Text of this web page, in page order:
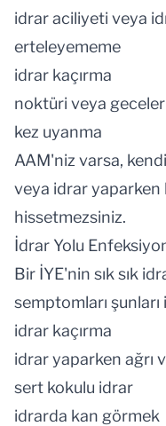
idrar aciliyeti veya
erteleyememe
idrar kaçırma
noktüri veya
kez uyanma
AAM'niz varsa,
veya idrar yaparken
hissetmezsiniz.
İdrar Yolu
Bir İYE'nin sık sık
semptomları şunları
idrar kaçırma
idrar yaparken ağrı
sert kokulu idrar
idrarda kan görmek